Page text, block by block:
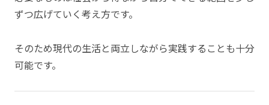
ずつ広げていく考え方です。
そのため現代の生活と両立しながら実践することも十分
可能です。